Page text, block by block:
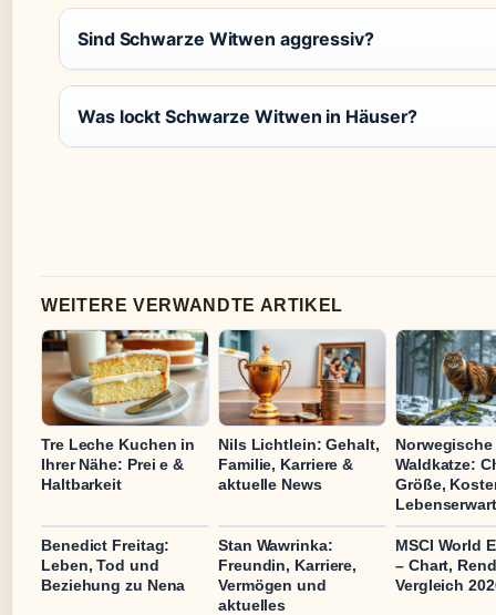
Sind Schwarze Witwen aggressiv?
Was lockt Schwarze Witwen in Häuser?
WEITERE VERWANDTE ARTIKEL
Tre Leche Kuchen in
Ihrer Nähe: Prei e &
Haltbarkeit
Nils Lichtlein: Gehalt,
Familie, Karriere &
aktuelle News
Norwegische
Waldkatze:
Größe,
Benedict Freitag:
Leben, Tod und
Beziehung zu Nena
Stan Wawrinka:
Freundin, Karriere,
Vermögen und
aktuelles
MSCI World
– Chart,
Vergleich